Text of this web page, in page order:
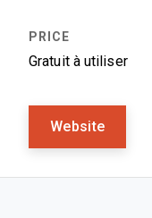
Gratuit à utiliser
Website